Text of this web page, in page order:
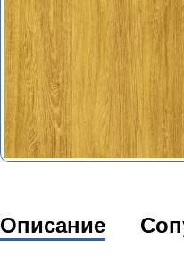
Описание